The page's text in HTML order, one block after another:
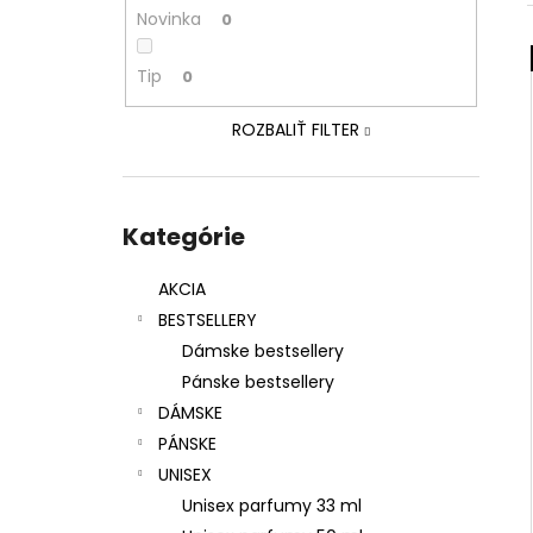
Novinka 0
Tip 0
ROZBALIŤ FILTER
kategórie
Kategórie
AKCIA
BESTSELLERY
Dámske bestsellery
Pánske bestsellery
DÁMSKE
PÁNSKE
UNISEX
Unisex parfumy 33 ml
SOL DE VERANO SWEET APPLE BODY
MIST
9,50 €
Pôvodne: